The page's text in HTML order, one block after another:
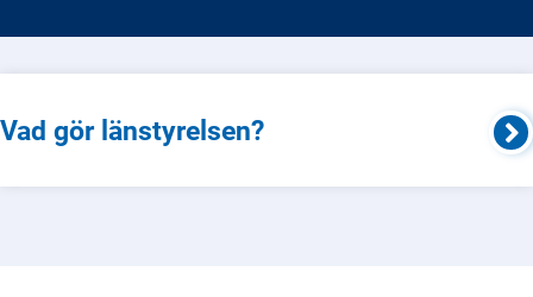
Vad gör länstyrelsen?